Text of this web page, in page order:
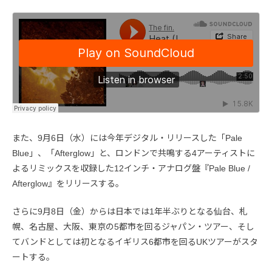
また、9月6日（水）には今年デジタル・リリースした「Pale
Blue」、「Afterglow」と、ロンドンで共鳴する4アーティストに
よるリミックスを収録した12インチ・アナログ盤『Pale Blue /
Afterglow』をリリースする。
さらに9月8日（金）からは日本では1年半ぶりとなる仙台、札
幌、名古屋、大阪、東京の5都市を回るジャパン・ツアー、そし
てバンドとしては初となるイギリス6都市を回るUKツアーがスタ
ートする。